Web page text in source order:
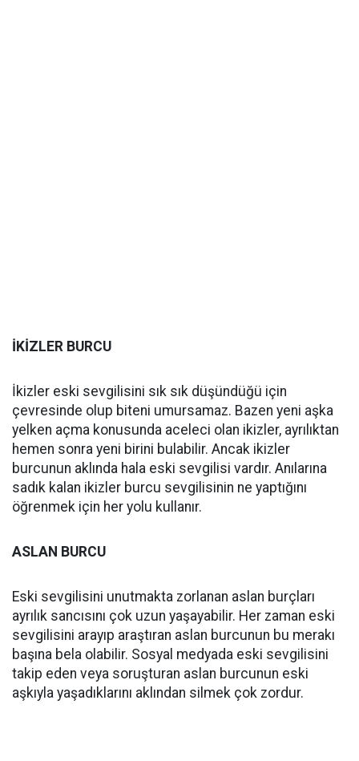
İKİZLER BURCU
İkizler eski sevgilisini sık sık düşündüğü için
çevresinde olup biteni umursamaz. Bazen yeni aşka
yelken açma konusunda aceleci olan ikizler, ayrılıktan
hemen sonra yeni birini bulabilir. Ancak ikizler
burcunun aklında hala eski sevgilisi vardır. Anılarına
sadık kalan ikizler burcu sevgilisinin ne yaptığını
öğrenmek için her yolu kullanır.
ASLAN BURCU
Eski sevgilisini unutmakta zorlanan aslan burçları
ayrılık sancısını çok uzun yaşayabilir. Her zaman eski
sevgilisini arayıp araştıran aslan burcunun bu merakı
başına bela olabilir. Sosyal medyada eski sevgilisini
takip eden veya soruşturan aslan burcunun eski
aşkıyla yaşadıklarını aklından silmek çok zordur.